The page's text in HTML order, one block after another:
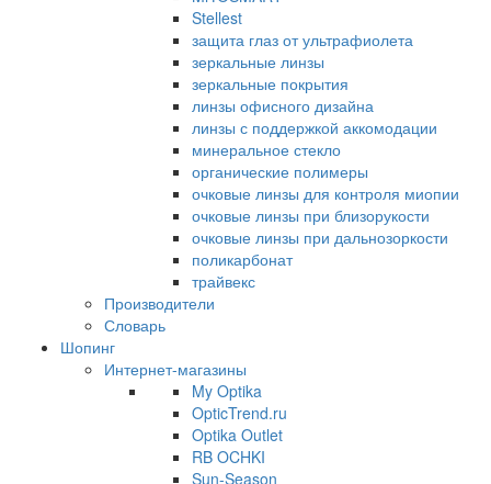
Stellest
защита глаз от ультрафиолета
зеркальные линзы
зеркальные покрытия
линзы офисного дизайна
линзы с поддержкой аккомодации
минеральное стекло
органические полимеры
очковые линзы для контроля миопии
очковые линзы при близорукости
очковые линзы при дальнозоркости
поликарбонат
трайвекс
Производители
Словарь
Шопинг
Интернет-магазины
My Optika
OpticTrend.ru
Optika Outlet
RB OCHKI
Sun-Season